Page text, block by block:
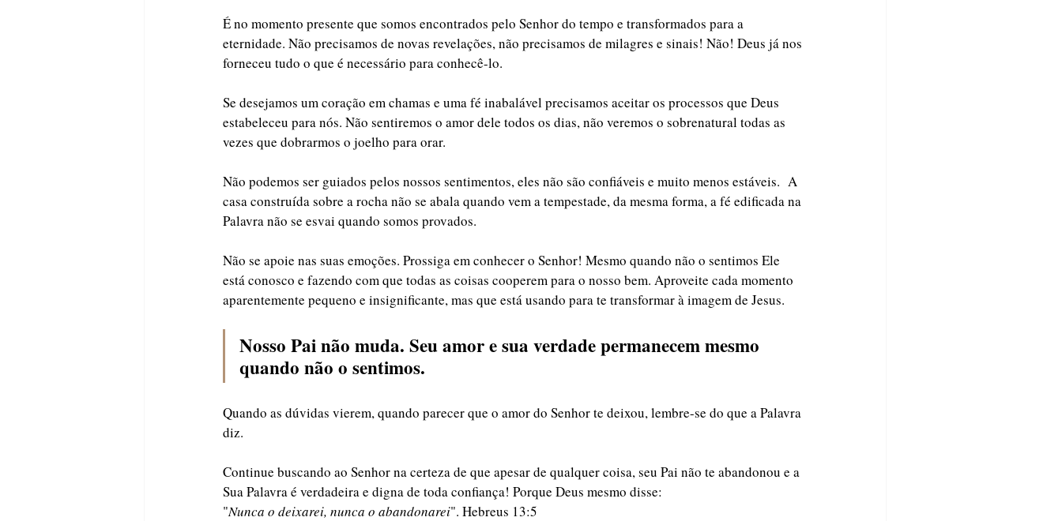
É no momento presente que somos encontrados pelo Senhor do tempo e transformados para a
eternidade. Não precisamos de novas revelações, não precisamos de milagres e sinais! Não! Deus já nos
forneceu tudo o que é necessário para conhecê-lo.
Se desejamos um coração em chamas e uma fé inabalável precisamos aceitar os processos que Deus
estabeleceu para nós. Não sentiremos o amor dele todos os dias, não veremos o sobrenatural todas as
vezes que dobrarmos o joelho para orar.
Não podemos ser guiados pelos nossos sentimentos, eles não são confiáveis e muito menos estáveis.  A
casa construída sobre a rocha não se abala quando vem a tempestade, da mesma forma, a fé edificada na
Palavra não se esvai quando somos provados.
Não se apoie nas suas emoções. Prossiga em conhecer o Senhor! Mesmo quando não o sentimos Ele
está conosco e fazendo com que todas as coisas cooperem para o nosso bem. Aproveite cada momento
aparentemente pequeno e insignificante, mas que está usando para te transformar à imagem de Jesus.
Nosso Pai não muda. Seu amor e sua verdade permanecem mesmo
quando não o sentimos.
Quando as dúvidas vierem, quando parecer que o amor do Senhor te deixou, lembre-se do que a Palavra
diz.
Continue buscando ao Senhor na certeza de que apesar de qualquer coisa, seu Pai não te abandonou e a
Sua Palavra é verdadeira e digna de toda confiança! Porque Deus mesmo disse:
"Nunca o deixarei, nunca o abandonarei". Hebreus 13:5